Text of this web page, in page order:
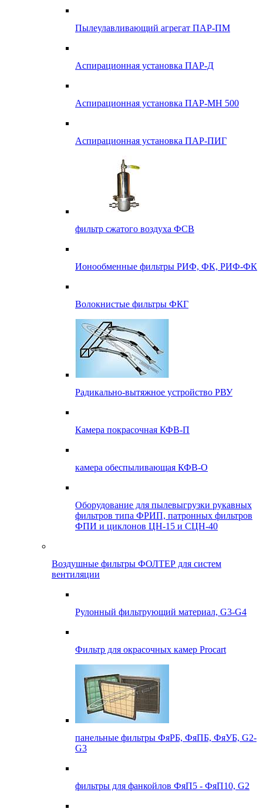
Пылеулавливающий агрегат ПАР-ПМ
Аспирационная установка ПАР-Д
Аспирационная установка ПАР-МН 500
Аспирационная установка ПАР-ПИГ
фильтр сжатого воздуха ФСВ
Ионообменные фильтры РИФ, ФК, РИФ-ФК
Волокнистые фильтры ФКГ
Радикально-вытяжное устройство РВУ
Камера покрасочная КФВ-П
камера обеспыливающая КФВ-О
Оборудование для пылевыгрузки рукавных
фильтров типа ФРИП, патронных фильтров
ФПИ и циклонов ЦН-15 и СЦН-40
Воздушные фильтры ФОЛТЕР для систем
вентиляции
Рулонный фильтрующий материал, G3-G4
Фильтр для окрасочных камер Procart
панельные фильтры ФяРБ, ФяПБ, ФяУБ, G2-
G3
фильтры для фанкойлов ФяП5 - ФяП10, G2